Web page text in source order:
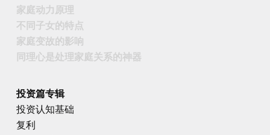
家庭动力原理
不同子女的特点
家庭变故的影响
同理心是处理家庭关系的神器
投资篇专辑
投资认知基础
复利